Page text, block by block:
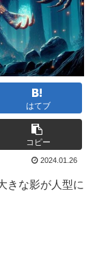
はてブ
コピー
2024.01.26
きな影が人型に